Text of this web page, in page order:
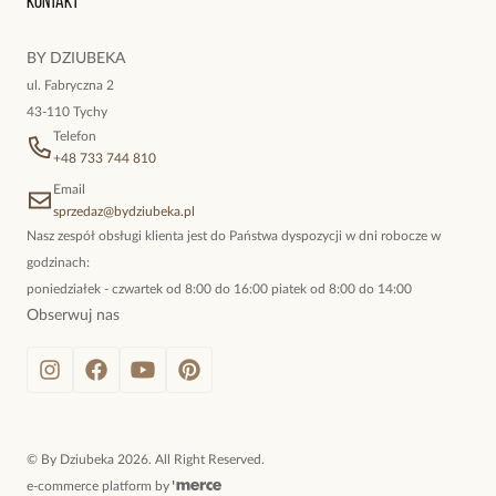
BY DZIUBEKA
ul. Fabryczna 2
43-110 Tychy
Telefon
+48 733 744 810
Email
sprzedaz@bydziubeka.pl
Nasz zespół obsługi klienta jest do Państwa dyspozycji w dni robocze w
godzinach:
poniedziałek - czwartek od 8:00 do 16:00 piatek od 8:00 do 14:00
Obserwuj nas
© By Dziubeka 2026. All Right Reserved.
e-commerce platform by